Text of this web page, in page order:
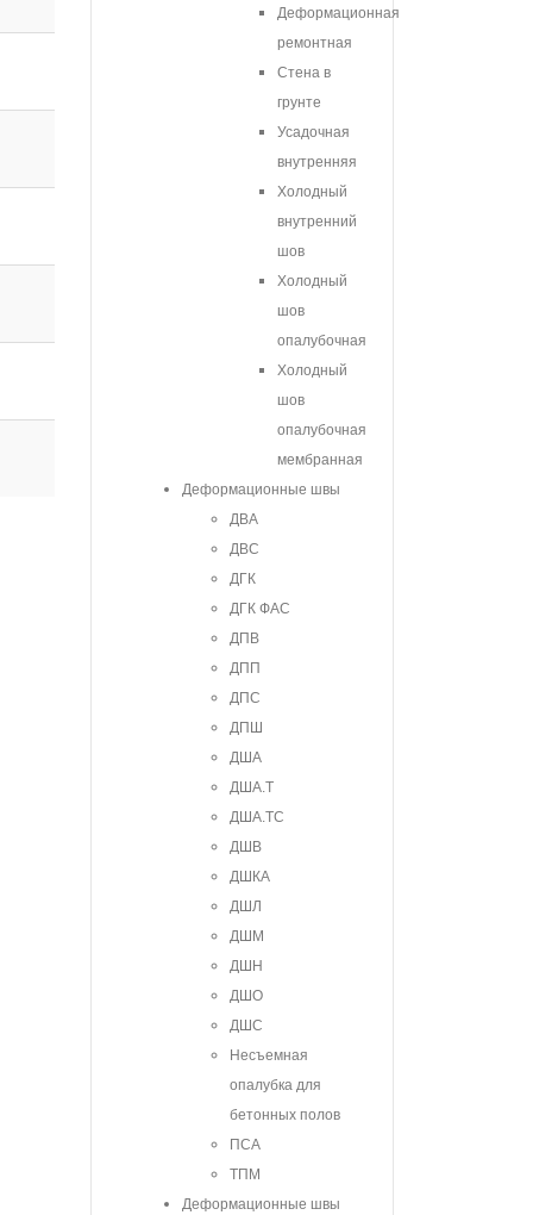
Деформационная
ремонтная
Стена в
грунте
Усадочная
внутренняя
Холодный
внутренний
шов
Холодный
шов
опалубочная
Холодный
шов
опалубочная
мембранная
Деформационные швы
ДВА
ДВС
ДГК
ДГК ФАС
ДПВ
ДПП
ДПС
ДПШ
ДША
ДША.Т
ДША.ТС
ДШВ
ДШКА
ДШЛ
ДШМ
ДШН
ДШО
ДШС
Несъемная
опалубка для
бетонных полов
ПСА
ТПМ
Деформационные швы